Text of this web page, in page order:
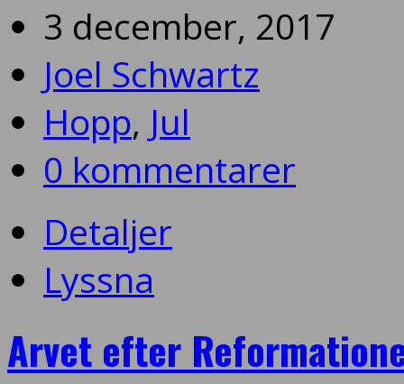
3 december, 2017
Joel Schwartz
Hopp, Jul
0 kommentarer
Detaljer
Lyssna
Arvet efter